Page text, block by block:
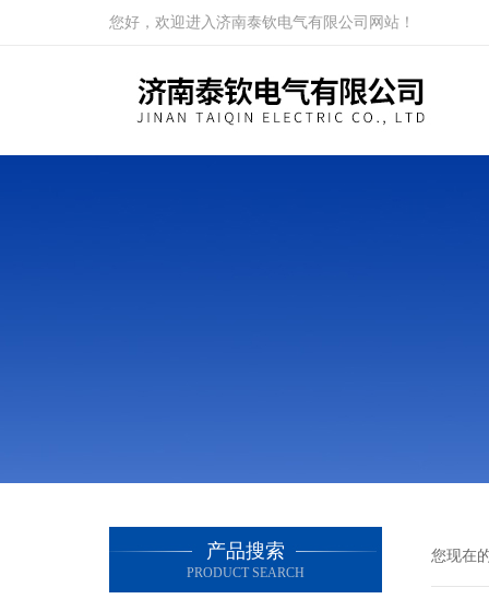
您好，欢迎进入济南泰钦电气有限公司网站！
产品搜索
PRODUCT SEARCH
您现在